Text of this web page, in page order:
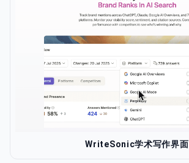
WriteSonic学术写作界面